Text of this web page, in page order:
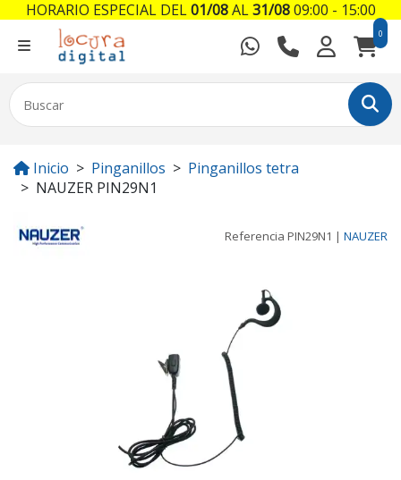
0
Inicio Pinganillos
Pinganillos tetra
NAUZER PIN29N1
Referencia PIN29N1 | NAUZER
HORARIO ESPECIAL DEL01/08AL31/0809:00 - 15:00